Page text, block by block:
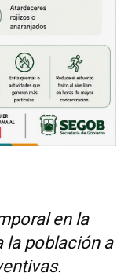
en la
la población a